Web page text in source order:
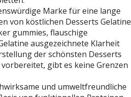
Marke für eine lange
von köstlichen Desserts Gelatine
gummies, flauschige
ausgezeichnete Klarheit
der schönsten Desserts
gibt es keine Grenzen
und umweltfreundliche